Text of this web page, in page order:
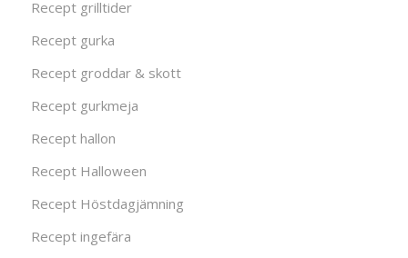
Recept grilltider
Recept gurka
Recept groddar & skott
Recept gurkmeja
Recept hallon
Recept Halloween
Recept Höstdagjämning
Recept ingefära